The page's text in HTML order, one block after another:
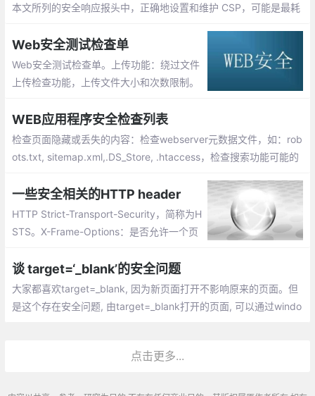
本文所列的安全响应报头中，正确地设置和维护 CSP，可能是最耗
地测试它
Web安全测试检查单
Web安全测试检查单。上传功能：绕过文件
上传检查功能，上传文件大小和次数限制。
密码复杂度是否后台检验，激活链接测试
WEB应用程序安全检查列表
检查页面隐藏或丢失的内容：检查webserver元数据文件，如：rob
ots.txt, sitemap.xml,.DS_Store, .htaccess，检查搜索功能可能的
致
一些安全相关的HTTP header
HTTP Strict-Transport-Security，简称为H
STS。X-Frame-Options：是否允许一个页
现的标记。X-XSS-Protection作用：防范XS
S攻击。
谈 target=‘_blank’的安全问题
大家都喜欢target=_blank, 因为新页面打开不影响原来的页面。但
是这个存在安全问题, 由target=_blank打开的页面, 可以通过windo
单, 在链接中加入rel=noreferrer noopener属性就可以了
点击更多...